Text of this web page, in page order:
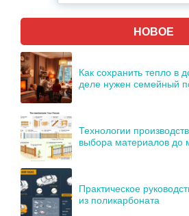
НОВОЕ
Как сохранить тепло в
деле нужен семейный
Технологии
выбора материалов до
Практическое
из поликарбоната